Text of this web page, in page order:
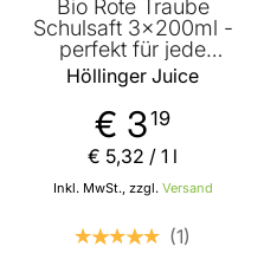
Bio Rote Traube
Schulsaft 3x200ml -
perfekt für jede
Jausenbox - handlich
kleiner Durstlöscher -
mit Strohhalm von
Höllinger Juice
Höllinger Juice
€ 319
Inkl. MwSt., zzgl. Versand
€ 5,32 / 1 l
1